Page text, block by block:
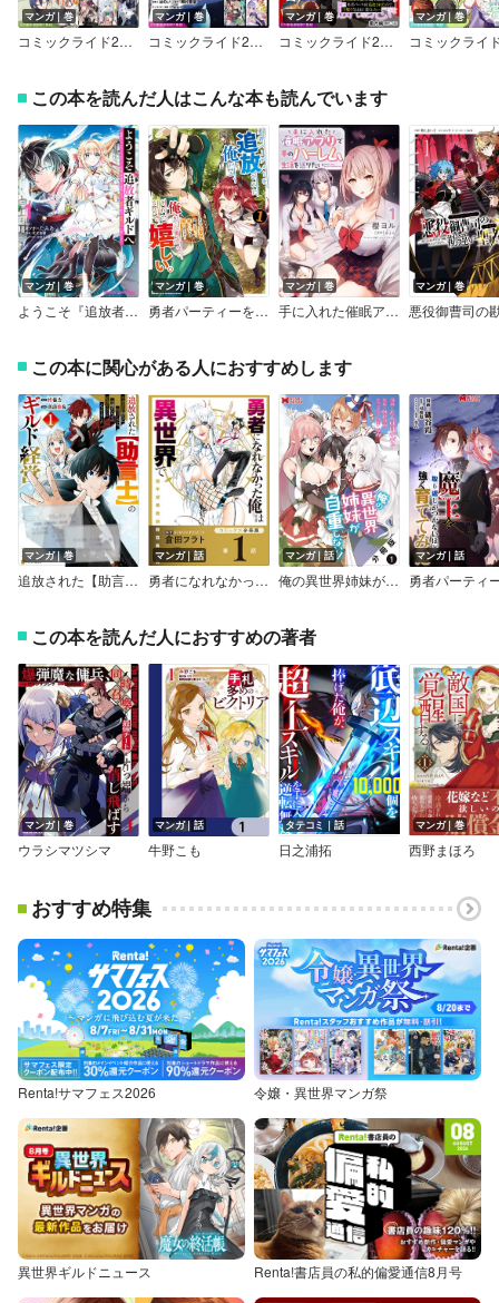
マンガ｜巻
コミックライド2025年9月号
マンガ｜巻
コミックライド2025年8月号
マンガ｜巻
コミックライド2025年6月号
マンガ｜巻
この本を読んだ人はこんな本も読んでいます
マンガ｜巻
ようこそ『追放者ギルド』へ ～無能なSランクパーティがどんどん有能な冒険者を追放するので、最弱を集めて最強ギルドを創ります～
マンガ｜巻
勇者パーティーを追放された俺だが、俺から巣立ってくれたようで嬉しい。……なので大聖女、お前に追って来られては困るのだが？（コミック）【デジタル版限定特典付き】
マンガ｜巻
手に入れた催眠アプリで夢のハーレム生活を送りたい
マンガ｜巻
この本に関心がある人におすすめします
マンガ｜巻
追放された【助言士】のギルド経営 不遇素質持ちに助言したら、化物だらけの最強ギルドになってました
マンガ｜話
勇者になれなかった俺は異世界で【コミックス分冊版】
マンガ｜話
俺の異世界姉妹が自重しない！（コミック） 分冊版
マンガ｜話
この本を読んだ人におすすめの著者
マンガ｜巻
ウラシマツシマ
マンガ｜話
牛野こも
タテコミ｜話
日之浦拓
マンガ｜巻
西野まほろ
おすすめ特集
Renta!サマフェス2026 令嬢・異世界マンガ祭
異世界ギルドニュース Renta!書店員の私的偏愛通信8月号